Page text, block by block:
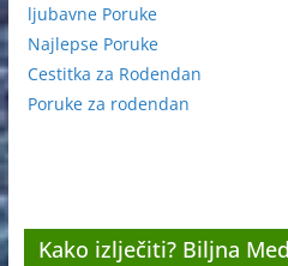
ljubavne Poruke
Najlepse Poruke
Cestitka za Rodendan
Poruke za rodendan
Kako izlječiti? Biljna